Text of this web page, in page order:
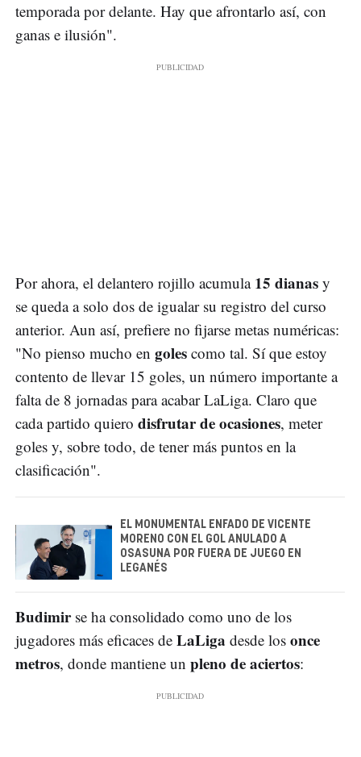
temporada por delante. Hay que afrontarlo así, con
ganas e ilusión".
Por ahora, el delantero rojillo acumula 15 dianas y
se queda a solo dos de igualar su registro del curso
anterior. Aun así, prefiere no fijarse metas numéricas:
"No pienso mucho en goles como tal. Sí que estoy
contento de llevar 15 goles, un número importante a
falta de 8 jornadas para acabar LaLiga. Claro que
cada partido quiero disfrutar de ocasiones, meter
goles y, sobre todo, de tener más puntos en la
clasificación".
EL MONUMENTAL ENFADO DE VICENTE
MORENO CON EL GOL ANULADO A
OSASUNA POR FUERA DE JUEGO EN
LEGANÉS
Budimir se ha consolidado como uno de los
jugadores más eficaces de LaLiga desde los once
metros, donde mantiene un pleno de aciertos: